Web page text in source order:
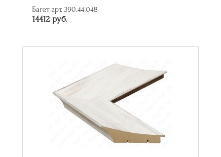
Багет арт. 390.44.048
14412 руб.